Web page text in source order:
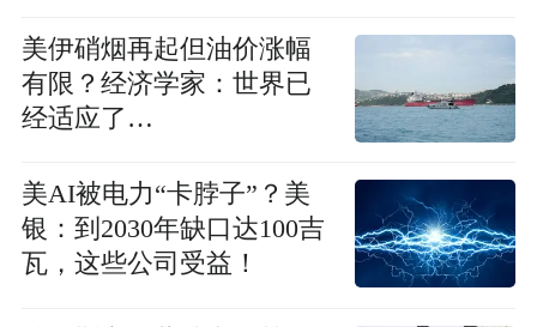
美伊硝烟再起但油价涨幅
有限？经济学家：世界已
经适应了…
美AI被电力“卡脖子”？美
银：到2030年缺口达100吉
瓦，这些公司受益！